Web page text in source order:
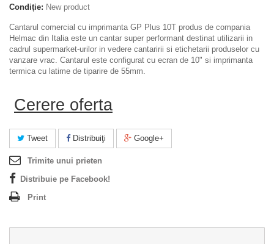
Condiție: New product
Cantarul comercial cu imprimanta GP Plus 10T produs de compania
Helmac din Italia este un cantar super performant destinat utilizarii in
cadrul supermarket-urilor in vedere cantaririi si etichetarii produselor cu
vanzare vrac. Cantarul este configurat cu ecran de 10" si imprimanta
termica cu latime de tiparire de 55mm.
Cerere oferta
Tweet Distribuiţi Google+
Trimite unui prieten
Distribuie pe Facebook!
Print